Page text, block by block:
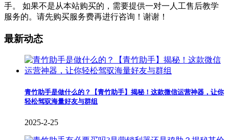
手。 如果不是从本站购买的，需要提供一对一人工售后教学
服务的。请先购买服务费再进行咨询！谢谢！
最新动态
青竹助手是做什么的？【青竹助手】揭秘！这款微信运营神器，让你
轻松驾驭海量好友与群组
2025-2-25